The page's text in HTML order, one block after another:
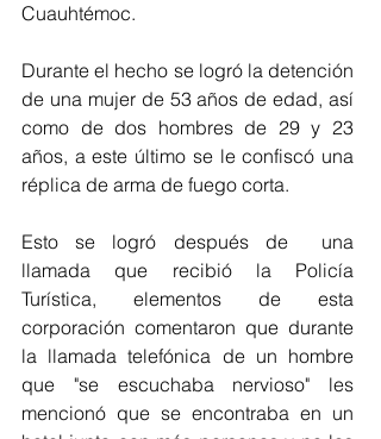
Cuauhtémoc.
Durante el hecho se logró la detención
de una mujer de 53 años de edad, así
como de dos hombres de 29 y 23
años, a este último se le confiscó una
réplica de arma de fuego corta.
Esto se logró después de  una
llamada que recibió la Policía
Turística, elementos de esta
corporación comentaron que durante
la llamada telefónica de un hombre
que "se escuchaba nervioso" les
mencionó que se encontraba en un